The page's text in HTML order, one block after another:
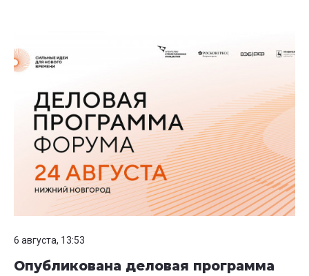
6 августа, 13:53
Опубликована деловая программа